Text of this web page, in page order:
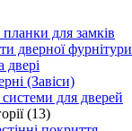
планки для замків
дверної фурнітури
(Завіси)
системи для дверей
(13)